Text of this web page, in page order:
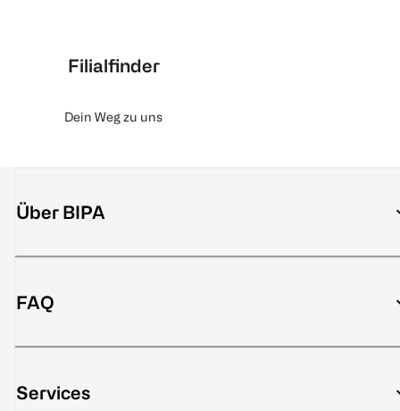
Filialfinder
Dein Weg zu uns
Über BIPA
FAQ
Services